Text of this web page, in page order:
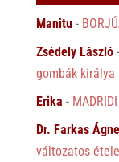
Manitu-
Zsédely László-
gombák királya
Erika -
Dr. Farkas
változatos